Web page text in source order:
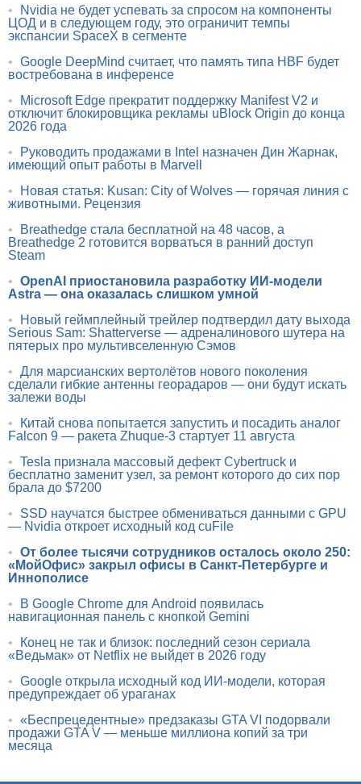
•
Nvidia не будет успевать за спросом на компоненты
ЦОД и в следующем году, это ограничит темпы
экспансии SpaceX в сегменте
• Google DeepMind считает, что память типа HBF будет
востребована в инференсе
•
Microsoft Edge прекратит поддержку Manifest V2 и
отключит блокировщика рекламы uBlock Origin до конца
2026 года
•
Руководить продажами в Intel назначен Дин Жарнак,
имеющий опыт работы в Marvell
•
Новая статья: Kusan: City of Wolves — горячая линия с
животными. Рецензия
•
Breathedge стала бесплатной на 48 часов, а
Breathedge 2 готовится ворваться в ранний доступ
Steam
• OpenAI приостановила разработку ИИ-модели
Astra — она оказалась слишком умной
•
Новый геймплейный трейлер подтвердил дату выхода
Serious Sam: Shatterverse — адреналинового шутера на
пятерых про мультивселенную Сэмов
• Для марсианских вертолётов нового поколения
сделали гибкие антенны георадаров — они будут искать
залежи воды
•
Китай снова попытается запустить и посадить аналог
Falcon 9 — ракета Zhuque-3 стартует 11 августа
• Tesla признала массовый дефект Cybertruck и
бесплатно заменит узел, за ремонт которого до сих пор
брала до $7200
•
SSD научатся быстрее обмениваться данными с GPU
— Nvidia откроет исходный код cuFile
• От более тысячи сотрудников осталось около 250:
«МойОфис» закрыл офисы в Санкт-Петербурге и
Иннополисе
•
В Google Chrome для Android появилась
навигационная панель с кнопкой Gemini
•
Конец не так и близок: последний сезон сериала
«Ведьмак» от Netflix не выйдет в 2026 году
• Google открыла исходный код ИИ-модели, которая
предупреждает об ураганах
• «Беспрецедентные» предзаказы GTA VI подорвали
продажи GTA V — меньше миллиона копий за три
месяца